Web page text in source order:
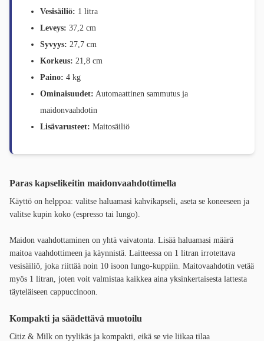
Vesisäiliö: 1 litra
Leveys: 37,2 cm
Syvyys: 27,7 cm
Korkeus: 21,8 cm
Paino: 4 kg
Ominaisuudet: Automaattinen sammutus ja
maidonvaahdotin
Lisävarusteet: Maitosäiliö
Paras kapselikeitin maidonvaahdottimella
Käyttö on helppoa: valitse haluamasi kahvikapseli, aseta se koneeseen ja
valitse kupin koko (espresso tai lungo).
Maidon vaahdottaminen on yhtä vaivatonta. Lisää haluamasi määrä
maitoa vaahdottimeen ja käynnistä. Laitteessa on 1 litran irrotettava
vesisäiliö, joka riittää noin 10 isoon lungo-kuppiin. Maitovaahdotin vetää
myös 1 litran, joten voit valmistaa kaikkea aina yksinkertaisesta lattesta
täyteläiseen cappuccinoon.
Kompakti ja säädettävä muotoilu
Citiz & Milk on tyylikäs ja kompakti, eikä se vie liikaa tilaa